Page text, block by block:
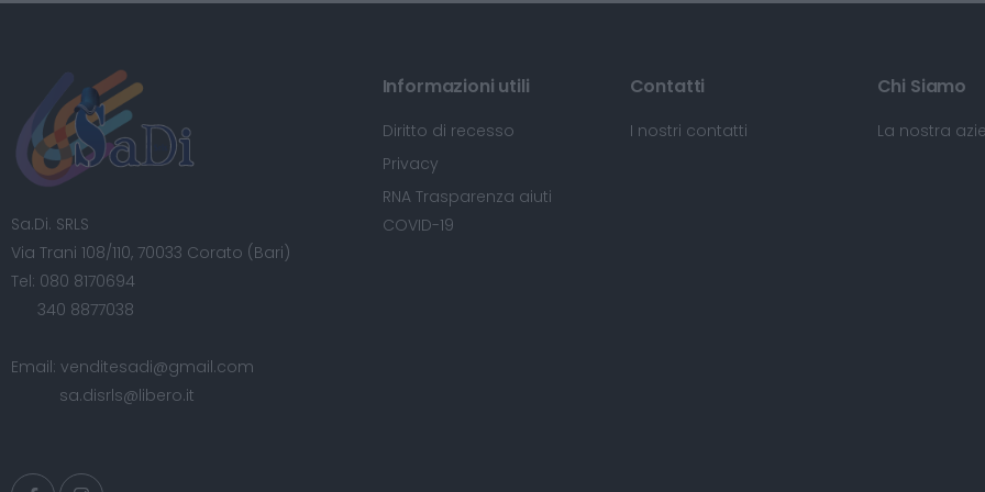
Sa.Di. SRLS
Via Trani 108/110, 70033 Corato (Bari)
Tel: 080 8170694
340 8877038
Email: venditesadi@gmail.com
sa.disrls@libero.it
Informazioni utili
Diritto di recesso
Privacy
RNA Trasparenza aiuti
COVID-19
Contatti
I nostri contatti
Chi Siamo
La nostra